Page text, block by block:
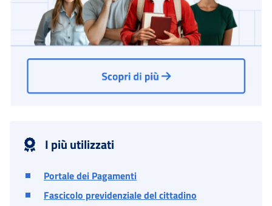
I più utilizzati
Portale dei Pagamenti
Fascicolo previdenziale del cittadino